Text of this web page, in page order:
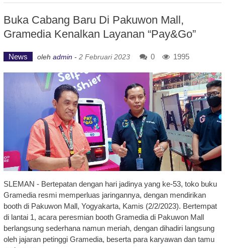
Buka Cabang Baru Di Pakuwon Mall,
Gramedia Kenalkan Layanan “Pay&Go”
News oleh admin - 2 Februari 2023 0 1995
SLEMAN - Bertepatan dengan hari jadinya yang ke-53, toko buku
Gramedia resmi memperluas jaringannya, dengan mendirikan
booth di Pakuwon Mall, Yogyakarta, Kamis (2/2/2023). Bertempat
di lantai 1, acara peresmian booth Gramedia di Pakuwon Mall
berlangsung sederhana namun meriah, dengan dihadiri langsung
oleh jajaran petinggi Gramedia, beserta para karyawan dan tamu